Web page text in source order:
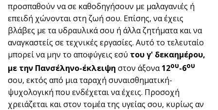
προσπαθούν να σε καθοδηγήσουν με μαλαγανιές ή
επειδή χώνονται στη ζωή σου. Επίσης, να έχεις
βλάβες με τα υδραυλικά σου ή άλλα ζητήματα και να
αναγκαστείς σε τεχνικές εργασίες. Αυτό το τελευταίο
μπορεί να μην το αποφύγεις εσύ του γ' δεκαημέρου,
με την Πανσέληνο-έκλειψη στον άξονα12ου-6ου
σου, εκτός από μια ταραχή συναισθηματική-
ψυχολογική που ενδέχεται να έχεις. Προσοχή
χρειάζεται και στον τομέα της υγείας σου, κυρίως αν